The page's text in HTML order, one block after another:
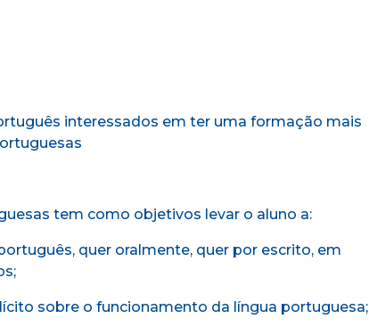
interessados em ter uma formação mais
tem como objetivos levar o aluno a:
quer oralmente, quer por escrito, em
sobre o funcionamento da língua portuguesa;